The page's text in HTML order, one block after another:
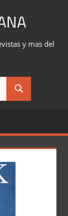
y mas del
Buscar